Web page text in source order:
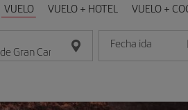
VUELO VUELO + HOTEL VUELO +
Fecha ida
Introduce la fecha en